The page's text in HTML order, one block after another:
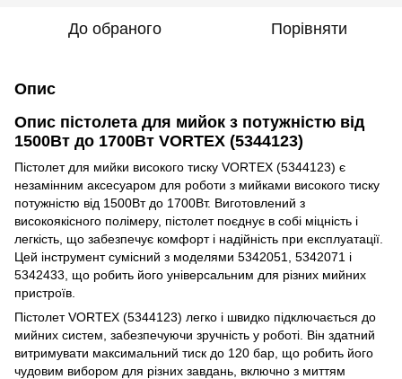
До обраного Порівняти
Опис
Опис пістолета для мийок з потужністю від
1500Вт до 1700Вт VORTEX (5344123)
Пістолет для мийки високого тиску VORTEX (5344123) є
незамінним аксесуаром для роботи з мийками високого тиску
потужністю від 1500Вт до 1700Вт. Виготовлений з
високоякісного полімеру, пістолет поєднує в собі міцність і
легкість, що забезпечує комфорт і надійність при експлуатації.
Цей інструмент сумісний з моделями 5342051, 5342071 і
5342433, що робить його універсальним для різних мийних
пристроїв.
Пістолет VORTEX (5344123) легко і швидко підключається до
мийних систем, забезпечуючи зручність у роботі. Він здатний
витримувати максимальний тиск до 120 бар, що робить його
чудовим вибором для різних завдань, включно з миттям